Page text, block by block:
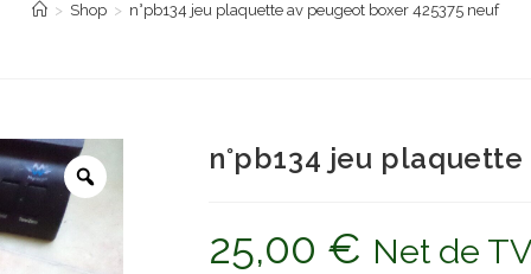
> Shop > n°pb134 jeu plaquette av peugeot boxer 425375 neuf
n°pb134 jeu
25,00 € Net de